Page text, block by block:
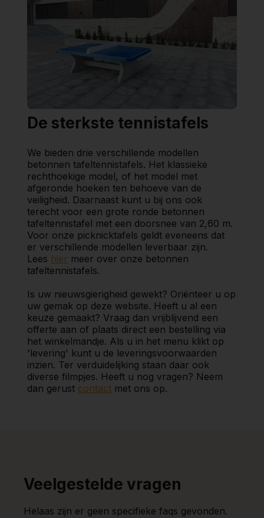
De sterkste tennistafels
We bieden drie verschillende modellen
betonnen tafeltennistafels. Het klassieke
rechthoekige model, of het model met
afgeronde hoeken ten behoeve van de
veiligheid. Daarnaast kunt u bij ons ook
terecht voor een grote ronde betonnen
tafeltennistafel met een doorsnee van 2,60 m.
Voor onze picknicktafels geldt eveneens dat
er verschillende modellen leverbaar zijn.
Lees hier meer over onze betonnen
tafeltennistafels.
Is uw nieuwsgierigheid gewekt? Oriënteer u op
uw gemak op deze website. Heeft u al een
keuze gemaakt? Vraag dan vrijblijvend een
offerte aan of plaats direct een bestelling via
het winkelmandje. Als u in het menu klikt op
'levering' kunt u de leveringsvoorwaarden
inzien. Ter verduidelijking staan daar ook
diverse filmpjes. Heeft u nog vragen? Neem
dan gerust contact met ons op.
Veelgestelde vragen
Helaas zijn er geen specifieke faqs gevonden.